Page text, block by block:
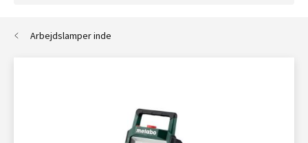
Arbejdslamper inde